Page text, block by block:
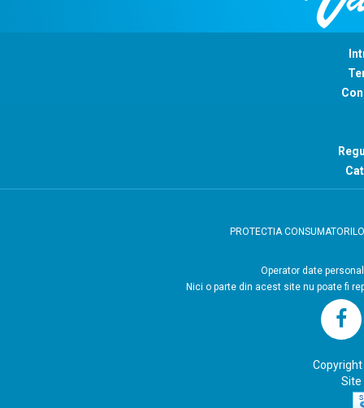
PROTECTIA
Nici o parte din acest site nu poate fi
Copyright